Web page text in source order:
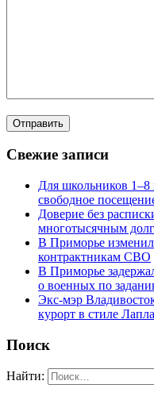
Свежие записи
Для школьников 1–8
свободное
Доверие без
многотысячным
В Приморье
контрактникам СВО
В Приморье
о военных по
Экс-мэр
курорт в стиле
Поиск
Найти: